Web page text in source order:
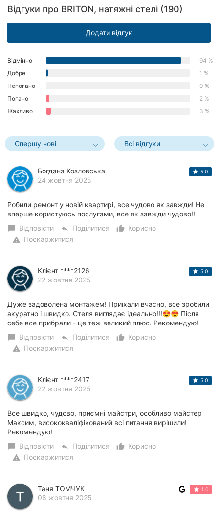
Чернівці
Суми
Івано-
Франківськ
Ужгород
Карпати
Відгуки про BRITON, натяжні стелі (190)
Додати відгук
Відмінно
94 %
Добре
1 %
Непогано
0 %
Погано
2 %
Жахливо
3 %
Спершу нові Всі відгуки
Богдана Козловська
24 жовтня 2025
5.0
Робили ремонт у новій квартирі, все чудово як завжди! Не
вперше користуюсь послугами, все як завжди чудово!!
chat_bubble Відповісти reply Поділитися thumb_up_alt
Корисно
warning Поскаржитися
Клієнт ****2126
22 жовтня 2025
5.0
Дуже задоволена монтажем! Приїхали вчасно, все зробили
акуратно і швидко. Стеля виглядає ідеально!!!😍😍 Після
себе все прибрали - це теж великий плюс. Рекомендую!
chat_bubble Відповісти reply Поділитися thumb_up_alt
Корисно
warning Поскаржитися
Клієнт ****2417
22 жовтня 2025
5.0
Все швидко, чудово, приємні майстри, особливо майстер
Максим, висококваліфікований всі питання вирішили!
Рекомендую!
chat_bubble Відповісти reply Поділитися thumb_up_alt
Корисно
warning Поскаржитися
Таня ТОМЧУК
08 жовтня 2025
1.0